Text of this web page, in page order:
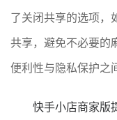
了关闭共享的选项，
共享，避免不必要的
便利性与隐私保护之
快手小店商家版